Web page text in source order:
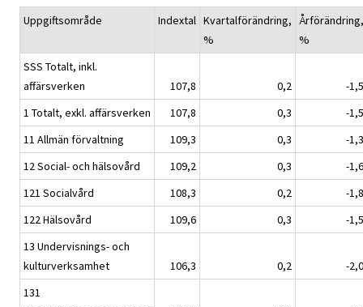
Uppgiftsområde Indextal Kvartalförändring,
%
Årförändring,
%
SSS Totalt, inkl.
affärsverken
107,8 0,2
-1,5
1 Totalt, exkl. affärsverken
107,8 0,3
-1,5
11 Allmän förvaltning
109,3 0,3
-1,3
12 Social- och hälsovård
109,2 0,3
-1,6
121 Socialvård
108,3 0,2
-1,8
122 Hälsovård
109,6 0,3
-1,5
13 Undervisnings- och
kulturverksamhet
106,3 0,2
-2,0
131